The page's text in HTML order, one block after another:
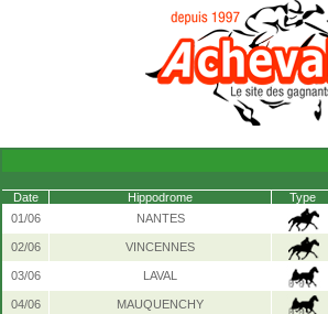
Date Hippodrome Type
01/06
NANTES
02/06 VINCENNES
03/06 LAVAL
04/06 MAUQUENCHY